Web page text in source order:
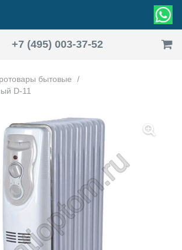
+7 (495) 003-37-52
бытовые
/
D-11